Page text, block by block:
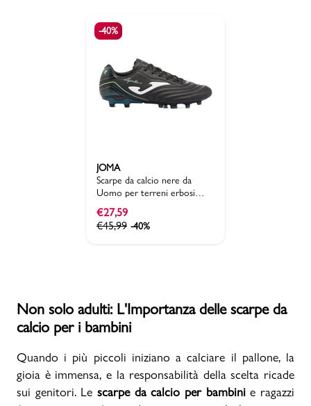
-40%
JOMA
Scarpe da calcio nere da
Uomo per terreni erbosi
€27,59
€45,99 -40%
Non solo adulti: L'Importanza delle scarpe da
calcio per i bambini
Quando i più piccoli iniziano a calciare il pallone, la
gioia è immensa, e la responsabilità della scelta ricade
sui genitori. Le scarpe da calcio per bambinie ragazzi